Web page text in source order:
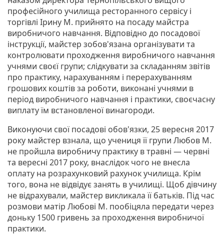
професійного училища ресторанного сервісу і
торгівлі Ірину М. прийнято на посаду майстра
виробничого навчання. Відповідно до посадової
інструкції, майстер зобов'язана організувати та
контролювати проходження виробничого навчання
учнями своєї групи; слідкувати за складанням звітів
про практику, нарахуванням і перерахуванням
грошових коштів за роботи, виконані учнями в
період виробничого навчання і практики, своєчасну
виплату їм встановленої винагороди.
Виконуючи свої посадові обов'язки, 25 вересня 2017
року майстер взнала, що учениця її групи Любов М.
не пройшла виробничу практику в травні — червні
та вересні 2017 року, внаслідок чого не внесла
оплату на розрахунковий рахунок училища. Крім
того, вона не відвідує занять в училищі. Щоб дівчину
не відрахували, майстер викликала її батьків. Під час
розмови матір Любові М. пообіцяла передати через
доньку 1500 гривень за проходження виробничої
практики.